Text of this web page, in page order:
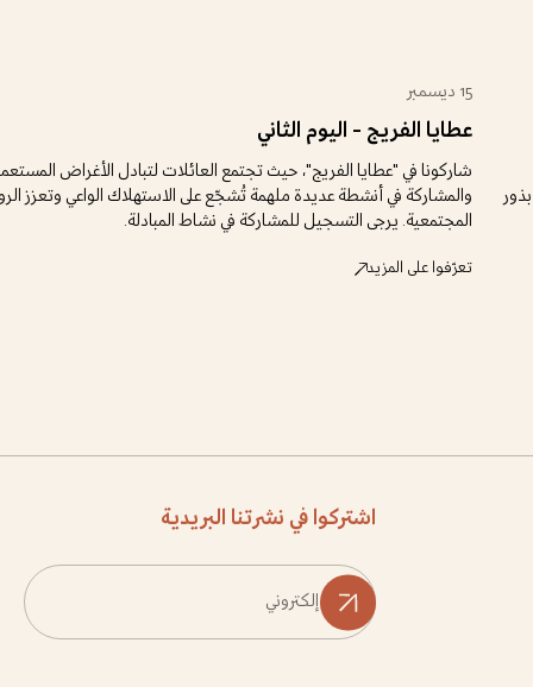
المجتمع 15 ديسمبر
عطايا الفريج - اليوم الثاني
شاركونا في "عطايا الفريج"، حيث تجتمع العائلات لتبادل الأغراض
والمشاركة في أنشطة عديدة ملهمة تُشجّع على الاستهلاك الواعي وتعزز
المجتمعية. يرجى التسجيل للمشاركة في نشاط المبادلة.
تعرّفوا على المزيد
اشتركوا في نشرتنا البريدية